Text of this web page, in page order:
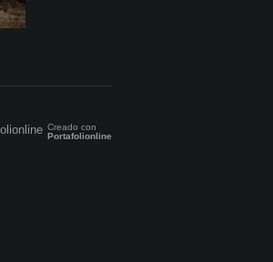
Creado con
Portafolionline